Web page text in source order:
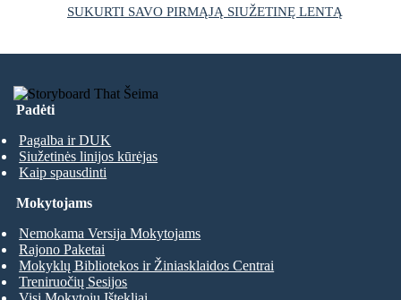
SUKURTI SAVO PIRMĄJĄ SIUŽETINĘ LENTĄ
Padėti
Pagalba ir DUK
Siužetinės linijos kūrėjas
Kaip spausdinti
Mokytojams
Nemokama Versija Mokytojams
Rajono Paketai
Mokyklų Bibliotekos ir Žiniasklaidos Centrai
Treniruočių Sesijos